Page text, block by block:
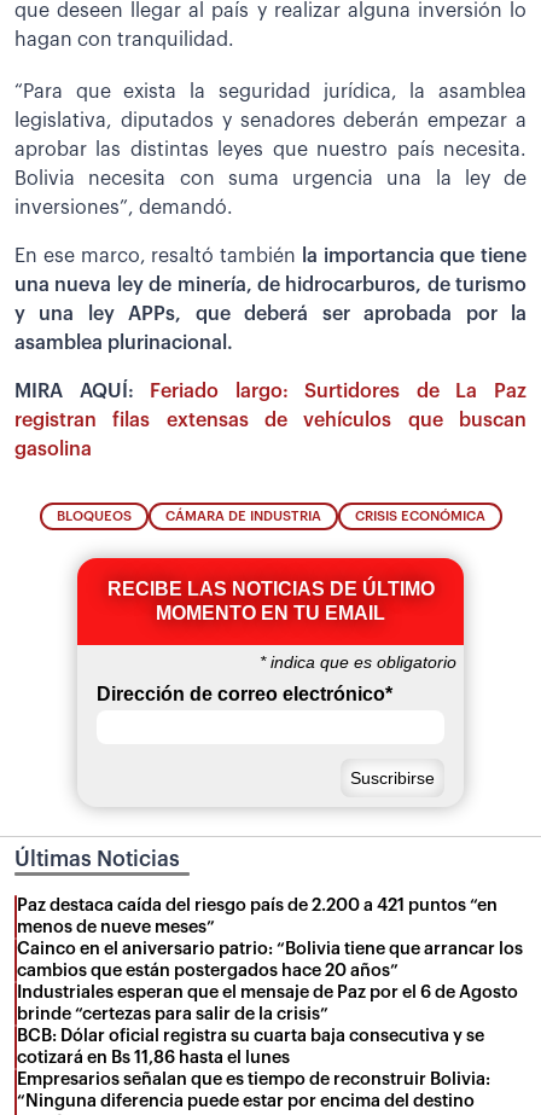
que deseen llegar al país y realizar alguna inversión lo
hagan con tranquilidad.
“Para que exista la seguridad jurídica, la asamblea
legislativa, diputados y senadores deberán empezar a
aprobar las distintas leyes que nuestro país necesita.
Bolivia necesita con suma urgencia una la ley de
inversiones”, demandó.
En ese marco, resaltó también
la importancia que tiene
una nueva ley de minería, de hidrocarburos, de turismo
y una ley APPs, que deberá ser aprobada por la
asamblea plurinacional.
MIRA AQUÍ: Feriado largo: Surtidores de La Paz
registran filas extensas de vehículos que buscan
gasolina
BLOQUEOS CÁMARA DE INDUSTRIA CRISIS ECONÓMICA
RECIBE LAS NOTICIAS DE ÚLTIMO
MOMENTO EN TU EMAIL
*indica que es obligatorio
Dirección de correo electrónico*
Últimas Noticias
Paz destaca caída del riesgo país de 2.200 a 421 puntos “en
menos de nueve meses”
Cainco en el aniversario patrio: “Bolivia tiene que arrancar los
cambios que están postergados hace 20 años”
Industriales esperan que el mensaje de Paz por el 6 de Agosto
brinde “certezas para salir de la crisis”
BCB: Dólar oficial registra su cuarta baja consecutiva y se
cotizará en Bs 11,86 hasta el lunes
Empresarios señalan que es tiempo de reconstruir Bolivia:
“Ninguna diferencia puede estar por encima del destino